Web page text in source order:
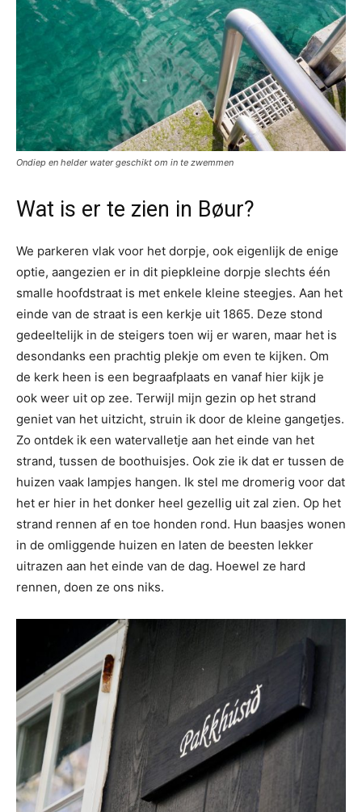
Ondiep en helder water geschikt om in te zwemmen
Wat is er te zien in Bøur?
We parkeren vlak voor het dorpje, ook eigenlijk de enige
optie, aangezien er in dit piepkleine dorpje slechts één
smalle hoofdstraat is met enkele kleine steegjes. Aan het
einde van de straat is een kerkje uit 1865. Deze stond
gedeeltelijk in de steigers toen wij er waren, maar het is
desondanks een prachtig plekje om even te kijken. Om
de kerk heen is een begraafplaats en vanaf hier kijk je
ook weer uit op zee. Terwijl mijn gezin op het strand
geniet van het uitzicht, struin ik door de kleine gangetjes.
Zo ontdek ik een watervalletje aan het einde van het
strand, tussen de boothuisjes. Ook zie ik dat er tussen de
huizen vaak lampjes hangen. Ik stel me dromerig voor dat
het er hier in het donker heel gezellig uit zal zien. Op het
strand rennen af en toe honden rond. Hun baasjes wonen
in de omliggende huizen en laten de beesten lekker
uitrazen aan het einde van de dag. Hoewel ze hard
rennen, doen ze ons niks.